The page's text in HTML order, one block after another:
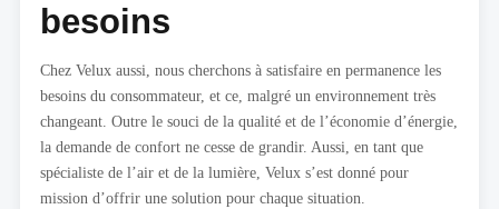
besoins
Chez Velux aussi, nous cherchons à satisfaire en permanence les
besoins du consommateur, et ce, malgré un environnement très
changeant. Outre le souci de la qualité et de l’économie d’énergie,
la demande de confort ne cesse de grandir. Aussi, en tant que
spécialiste de l’air et de la lumière, Velux s’est donné pour
mission d’offrir une solution pour chaque situation.